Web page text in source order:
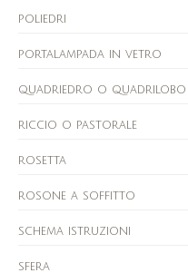
poliedri
portalampada in vetro
quadriedro o quadrilobo
riccio o pastorale
rosetta
rosone a soffitto
schema istruzioni
sfera